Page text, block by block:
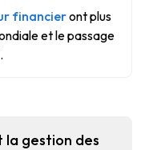
financieront plus
et le passage
la gestion des